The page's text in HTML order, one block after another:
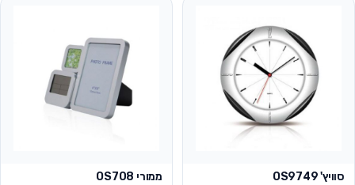
סוויץ' OS9749
ממורי OS708